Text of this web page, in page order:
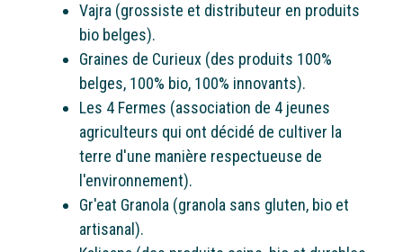
Vajra (grossiste et distributeur en produits
bio belges).
Graines de Curieux (des produits 100%
belges, 100% bio, 100% innovants).
Les 4 Fermes (association de 4 jeunes
agriculteurs qui ont décidé de cultiver la
terre d'une manière respectueuse de
l'environnement).
Gr'eat Granola (granola sans gluten, bio et
artisanal).